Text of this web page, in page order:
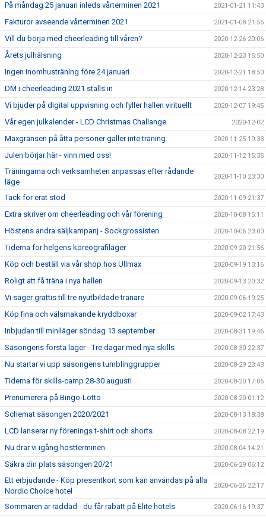
På måndag 25 januari inleds vårterminen 2021 2021-01-21 11:43
Fakturor avseende vårterminen 2021 2021-01-08 21:56
Vill du börja med cheerleading till våren? 2020-12-26 20:06
Årets julhälsning 2020-12-23 15:50
Ingen inomhusträning före 24 januari 2020-12-21 18:50
DM i cheerleading 2021 ställs in 2020-12-14 23:28
Vi bjuder på digital uppvisning och fyller hallen virituellt 2020-12-07 19:45
Vår egen julkalender - LCD Christmas Challange 2020-12-02
Maxgränsen på åtta personer gäller inte träning 2020-11-25 19:33
Julen börjar här - vinn med oss! 2020-11-12 15:35
Träningarna och verksamheten anpassas efter rådande
läge
2020-11-10 23:30
Tack för erat stöd 2020-11-09 21:37
Extra skriver om cheerleading och vår förening 2020-10-08 15:11
Höstens andra säljkampanj - Sockgrossisten 2020-10-06 23:00
Tiderna för helgens koreografiläger 2020-09-20 21:56
Köp och beställ via vår shop hos Ullmax 2020-09-19 13:16
Roligt att få träna i nya hallen 2020-09-13 20:32
Vi säger grattis till tre nyutbildade tränare 2020-09-06 19:25
Köp fina och välsmakande kryddboxar 2020-09-02 17:43
Inbjudan till miniläger söndag 13 september 2020-08-31 19:46
Säsongens första läger - Tre dagar med nya skills 2020-08-30 22:37
Nu startar vi upp säsongens tumblinggrupper 2020-08-29 23:43
Tiderna för skills-camp 28-30 augusti 2020-08-20 17:06
Prenumerera på Bingo-Lotto 2020-08-20 01:12
Schemat säsongen 2020/2021 2020-08-13 18:38
LCD lanserar ny förenings t-shirt och shorts 2020-08-08 22:19
Nu drar vi igång höstterminen 2020-08-04 14:21
Säkra din plats säsongen 20/21 2020-06-29 06:12
Ett erbjudande - Köp presentkort som kan användas på alla
Nordic Choice hotel
2020-06-26 22:17
Sommaren är räddad - du får rabatt på Elite hotels 2020-06-16 19:37